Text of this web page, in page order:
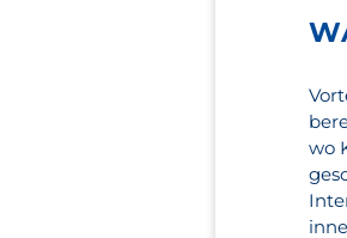
wo